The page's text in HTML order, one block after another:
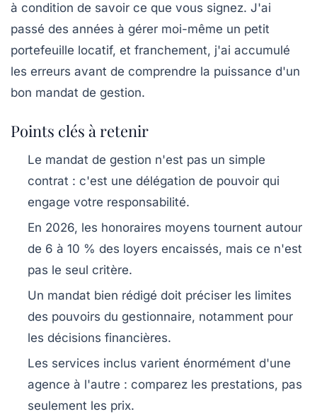
à condition de savoir ce que vous signez. J'ai
passé des années à gérer moi-même un petit
portefeuille locatif, et franchement, j'ai accumulé
les erreurs avant de comprendre la puissance d'un
bon mandat de gestion.
Points clés à retenir
Le mandat de gestion n'est pas un simple
contrat : c'est une délégation de pouvoir qui
engage votre responsabilité.
En 2026, les honoraires moyens tournent autour
de 6 à 10 % des loyers encaissés, mais ce n'est
pas le seul critère.
Un mandat bien rédigé doit préciser les limites
des pouvoirs du gestionnaire, notamment pour
les décisions financières.
Les services inclus varient énormément d'une
agence à l'autre : comparez les prestations, pas
seulement les prix.